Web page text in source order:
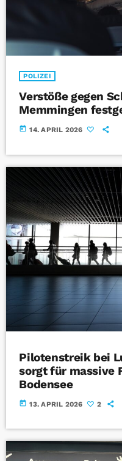
POLIZEI
Verstöße gegen
Memmingen
today 14. APRIL 2026
Pilotenstreik bei
sorgt für massive
Bodensee
today 13. APRIL 2026 2